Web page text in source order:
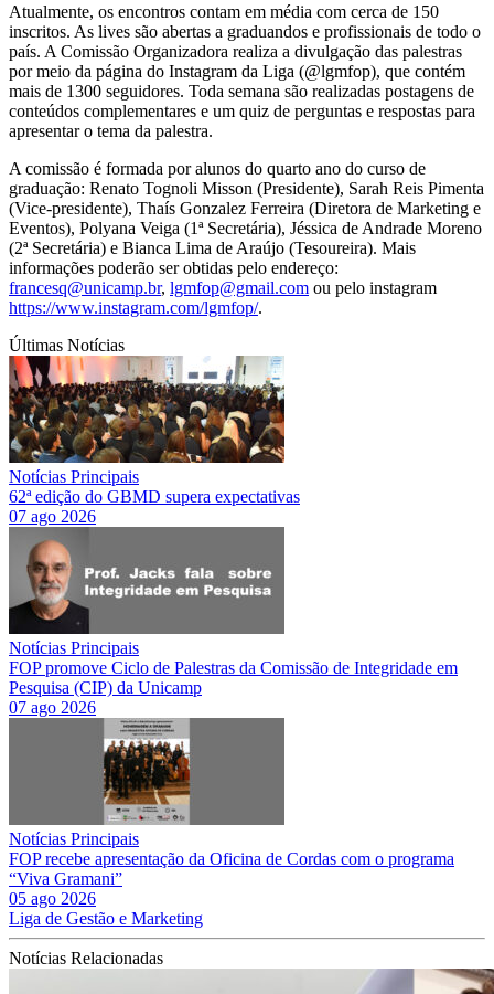
Atualmente, os encontros contam em média com cerca de 150
inscritos. As lives são abertas a graduandos e profissionais de todo o
país. A Comissão Organizadora realiza a divulgação das palestras
por meio da página do Instagram da Liga (@lgmfop), que contém
mais de 1300 seguidores. Toda semana são realizadas postagens de
conteúdos complementares e um quiz de perguntas e respostas para
apresentar o tema da palestra.
A comissão é formada por alunos do quarto ano do curso de
graduação: Renato Tognoli Misson (Presidente), Sarah Reis Pimenta
(Vice-presidente), Thaís Gonzalez Ferreira (Diretora de Marketing e
Eventos), Polyana Veiga (1ª Secretária), Jéssica de Andrade Moreno
(2ª Secretária) e Bianca Lima de Araújo (Tesoureira). Mais
informações poderão ser obtidas pelo endereço:
francesq@unicamp.br, lgmfop@gmail.com ou pelo instagram
https://www.instagram.com/lgmfop/.
Últimas Notícias
Notícias Principais
62ª edição do GBMD supera expectativas
07 ago 2026
Notícias Principais
FOP promove Ciclo de Palestras da Comissão de Integridade em
Pesquisa (CIP) da Unicamp
07 ago 2026
Notícias Principais
FOP recebe apresentação da Oficina de Cordas com o programa
“Viva Gramani”
05 ago 2026
Liga de Gestão e Marketing
Notícias Relacionadas